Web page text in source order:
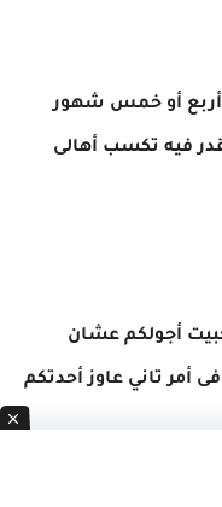
أربع أو خمس شهور
فيه تكسب أهالى
أجولكم عشان
أمر تاني عاوز أحدتكم